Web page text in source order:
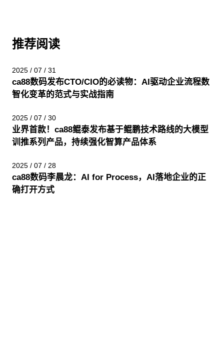
推荐阅读
2025 / 07 / 31
ca88数码发布CTO/CIO的必读物：AI驱动企业流程数
智化变革的范式与实战指南
2025 / 07 / 30
业界首款！ca88鲲泰发布基于鲲鹏技术路线的大模型
训推系列产品，持续强化智算产品体系
2025 / 07 / 28
ca88数码李晨龙：AI for Process，AI落地企业的正
确打开方式